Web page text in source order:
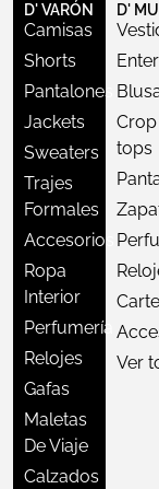
D' VARÓN
Camisas
Shorts
Pantalones
Jackets
Sweaters
Trajes
Formales
Accesorios
Ropa
Interior
Perfumería
Relojes
Gafas
Maletas
De Viaje
Calzados
D'
Crop
tops
Ver